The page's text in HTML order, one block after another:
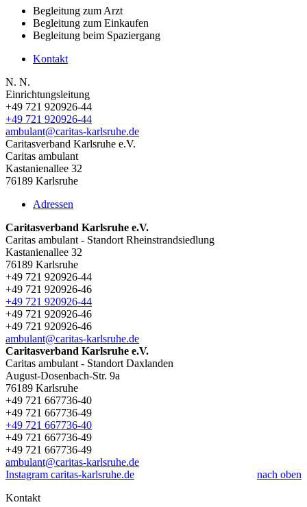
Begleitung zum Arzt
Begleitung zum Einkaufen
Begleitung beim Spaziergang
Kontakt
N. N.
Einrichtungsleitung
+49 721 920926-44
+49 721 920926-44
ambulant@caritas-karlsruhe.de
Caritasverband Karlsruhe e.V.
Caritas ambulant
Kastanienallee 32
76189 Karlsruhe
Adressen
Caritasverband Karlsruhe e.V.
Caritas ambulant - Standort Rheinstrandsiedlung
Kastanienallee 32
76189 Karlsruhe
+49 721 920926-44
+49 721 920926-46
+49 721 920926-44
+49 721 920926-46
+49 721 920926-46
ambulant@caritas-karlsruhe.de
Caritasverband Karlsruhe e.V.
Caritas ambulant - Standort Daxlanden
August-Dosenbach-Str. 9a
76189 Karlsruhe
+49 721 667736-40
+49 721 667736-49
+49 721 667736-40
+49 721 667736-49
+49 721 667736-49
ambulant@caritas-karlsruhe.de
Instagram caritas-karlsruhe.de
nach oben
Kontakt